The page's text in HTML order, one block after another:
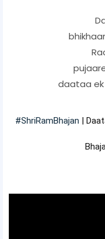
daataa
#ShriRamBhajan |